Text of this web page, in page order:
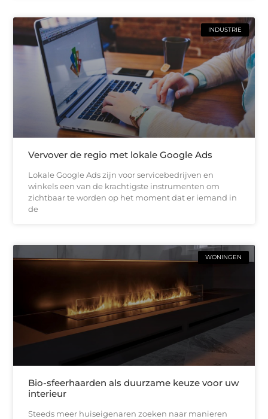
INDUSTRIE
Vervover de regio met lokale Google Ads
Lokale Google Ads zijn voor servicebedrijven en
winkels een van de krachtigste instrumenten om
zichtbaar te worden op het moment dat er iemand in
de
WONINGEN
Bio-sfeerhaarden als duurzame keuze voor uw
interieur
Steeds meer huiseigenaren zoeken naar manieren